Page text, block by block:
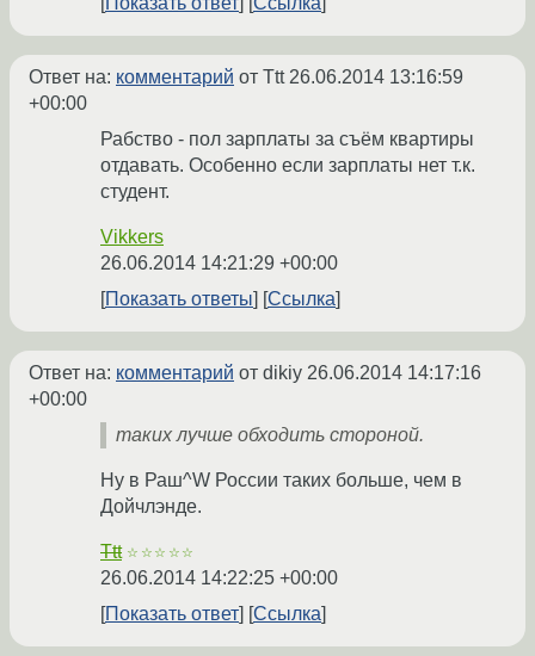
Ответ на: комментарий от Ttt26.06.2014 13:16:59
+00:00
Рабство - пол зарплаты за съём квартиры
отдавать. Особенно если зарплаты нет т.к.
студент.
Vikkers
26.06.2014 14:21:29 +00:00
Показать ответы
Ссылка
Ответ на: комментарий от dikiy 26.06.2014 14:17:16
+00:00
таких лучше обходить стороной.
Ну в Раш^W России таких больше, чем в
Дойчлэнде.
Ttt ☆☆☆☆☆
26.06.2014 14:22:25 +00:00
Показать ответ
Ссылка